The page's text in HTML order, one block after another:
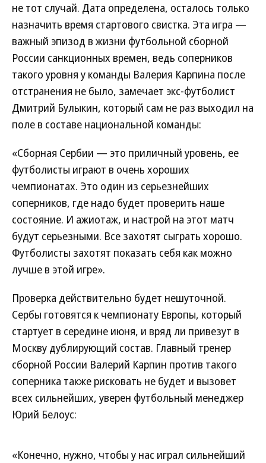
не тот случай. Дата определена, осталось только
назначить время стартового свистка. Эта игра —
важный эпизод в жизни футбольной сборной
России санкционных времен, ведь соперников
такого уровня у команды Валерия Карпина после
отстранения не было, замечает экс-футболист
Дмитрий Булыкин, который сам не раз выходил на
поле в составе национальной команды:
«Сборная Сербии — это приличный уровень, ее
футболисты играют в очень хороших
чемпионатах. Это один из серьезнейших
соперников, где надо будет проверить наше
состояние. И ажиотаж, и настрой на этот матч
будут серьезными. Все захотят сыграть хорошо.
Футболисты захотят показать себя как можно
лучше в этой игре».
Проверка действительно будет нешуточной.
Сербы готовятся к чемпионату Европы, который
стартует в середине июня, и вряд ли привезут в
Москву дублирующий состав. Главный тренер
сборной России Валерий Карпин против такого
соперника также рисковать не будет и вызовет
всех сильнейших, уверен футбольный менеджер
Юрий Белоус:
«Конечно, нужно, чтобы у нас играл сильнейший